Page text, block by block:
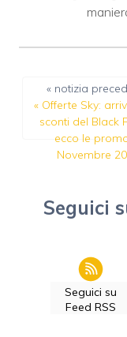
« notizia
« Offerte Sky:
sconti del Black
ecco le
Novembre
Seguici
Seguici su
Feed RSS